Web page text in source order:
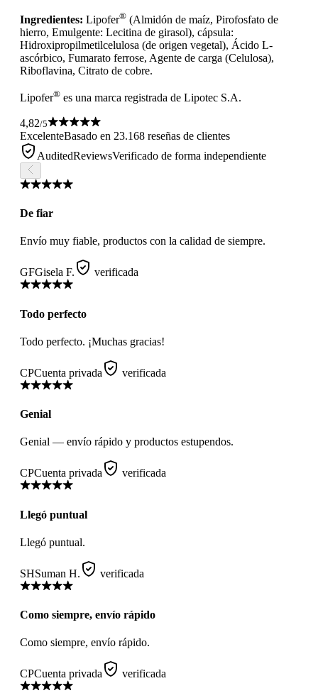
Ingredientes: Lipofer® (Almidón de maíz, Pirofosfato de
hierro, Emulgente: Lecitina de girasol), cápsula:
Hidroxipropilmetilcelulosa (de origen vegetal), Ácido L-
ascórbico, Fumarato ferrose, Agente de carga (Celulosa),
Riboflavina, Citrato de cobre.
Lipofer® es una marca registrada de Lipotec S.A.
4,82/5
ExcelenteBasado en 23.168 reseñas de clientes
AuditedReviewsVerificado de forma independiente
De fiar
Envío muy fiable, productos con la calidad de siempre.
GFGisela F. verificada
Todo perfecto
Todo perfecto. ¡Muchas gracias!
CPCuenta privada verificada
Genial
Genial — envío rápido y productos estupendos.
CPCuenta privada verificada
Llegó puntual
Llegó puntual.
SHSuman H. verificada
Como siempre, envío rápido
Como siempre, envío rápido.
CPCuenta privada verificada